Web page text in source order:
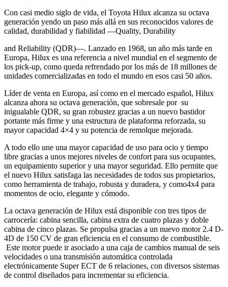
Con casi medio siglo de vida, el Toyota Hilux alcanza su octava
generación yendo un paso más allá en sus reconocidos valores de
calidad, durabilidad y fiabilidad ―Quality, Durability
and Reliability (QDR)―. Lanzado en 1968, un año más tarde en
Europa, Hilux es una referencia a nivel mundial en el segmento de
los pick-up, como queda refrendado por los más de 18 millones de
unidades comercializadas en todo el mundo en esos casi 50 años.
Líder de venta en Europa, así como en el mercado español, Hilux
alcanza ahora su octava generación, que sobresale por su
inigualable QDR, su gran robustez gracias a un nuevo bastidor
portante más firme y una estructura de plataforma reforzada, su
mayor capacidad 4×4 y su potencia de remolque mejorada.
A todo ello une una mayor capacidad de uso para ocio y tiempo
libre gracias a unos mejores niveles de confort para sus ocupantes,
un equipamiento superior y una mayor seguridad. Ello permite que
el nuevo Hilux satisfaga las necesidades de todos sus propietarios,
como herramienta de trabajo, robusta y duradera, y como4x4 para
momentos de ocio, elegante y cómodo.
La octava generación de Hilux está disponible con tres tipos de
carrocería: cabina sencilla, cabina extra de cuatro plazas y doble
cabina de cinco plazas. Se propulsa gracias a un nuevo motor 2.4 D-
4D de 150 CV de gran eficiencia en el consumo de combustible.
Este motor puede ir asociado a una caja de cambios manual de seis
velocidades o una transmisión automática controlada
electrónicamente Super ECT de 6 relaciones, con diversos sistemas
de control diseñados para incrementar su eficiencia.